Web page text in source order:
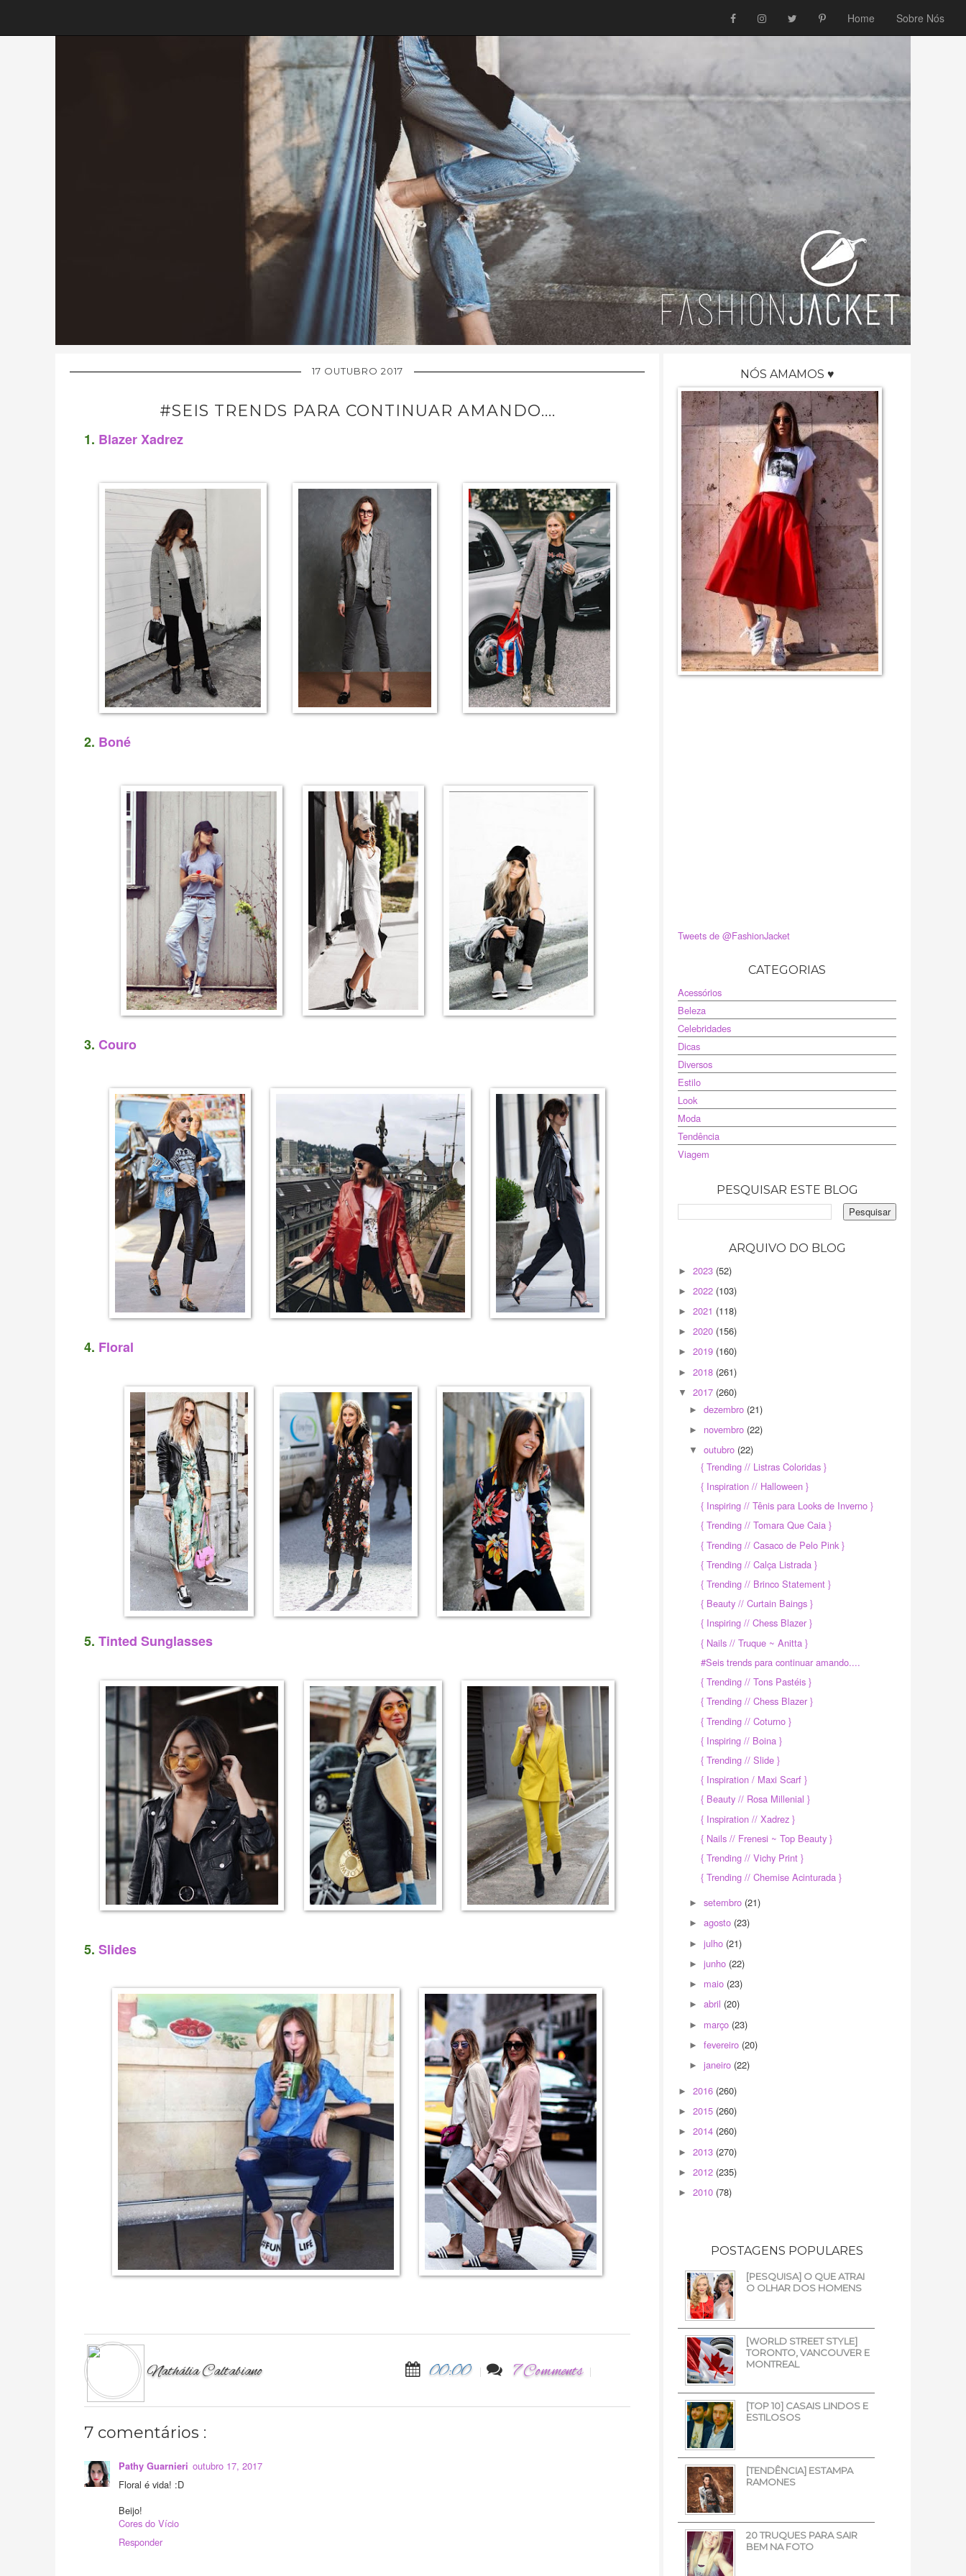
Home Sobre Nós
17 OUTUBRO 2017
#SEIS TRENDS PARA CONTINUAR AMANDO....
1. Blazer Xadrez
2. Boné
3. Couro
4. Floral
5. Tinted Sunglasses
5. Slides
Nathália Caltabiano 00:00 7 Comments
7 comentários :
Pathy Guarnieri outubro 17, 2017
Floral é vida! :D
Beijo!
Cores do Vício
Responder
NÓS AMAMOS ♥
Tweets de @FashionJacket
CATEGORIAS
Acessórios
Beleza
Celebridades
Dicas
Diversos
Estilo
Look
Moda
Tendência
Viagem
PESQUISAR ESTE BLOG
ARQUIVO DO BLOG
► 2023 (52)
► 2022 (103)
► 2021 (118)
► 2020 (156)
► 2019 (160)
► 2018 (261)
▼ 2017 (260)
►dezembro (21)
► novembro (22)
▼outubro (22)
{ Trending // Listras Coloridas }
{ Inspiration // Halloween }
{ Inspiring // Tênis para Looks de Inverno }
{ Trending // Tomara Que Caia }
{ Trending // Casaco de Pelo Pink }
{ Trending // Calça Listrada }
{ Trending // Brinco Statement }
{ Beauty // Curtain Baings }
{ Inspiring // Chess Blazer }
{ Nails // Truque ~ Anitta }
#Seis trends para continuar amando....
{ Trending // Tons Pastéis }
{ Trending // Chess Blazer }
{ Trending // Coturno }
{ Inspiring // Boina }
{ Trending // Slide }
{ Inspiration / Maxi Scarf }
{ Beauty // Rosa Millenial }
{ Inspiration // Xadrez }
{ Nails // Frenesi ~ Top Beauty }
{ Trending // Vichy Print }
{ Trending // Chemise Acinturada }
►setembro (21)
►agosto (23)
►julho (21)
►junho (22)
► maio (23)
►abril (20)
► março (23)
►fevereiro (20)
►janeiro (22)
► 2016 (260)
► 2015 (260)
► 2014 (260)
► 2013 (270)
► 2012 (235)
► 2010 (78)
POSTAGENS POPULARES
[PESQUISA] O QUE ATRAI
O OLHAR DOS HOMENS
[WORLD STREET STYLE]
TORONTO, VANCOUVER E
MONTREAL
[TOP 10] CASAIS LINDOS E
ESTILOSOS
[TENDÊNCIA] ESTAMPA
RAMONES
20 TRUQUES PARA SAIR
BEM NA FOTO